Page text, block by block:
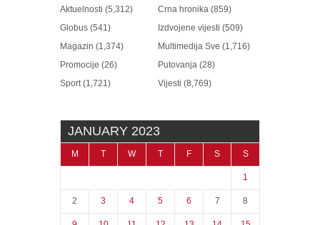
Aktuelnosti (5,312) Crna hronika (859)
Globus (541) Izdvojene vijesti (509)
Magazin (1,374) Multimedija Sve (1,716)
Promocije (26) Putovanja (28)
Sport(1,721) Vijesti (8,769)
JANUARY 2023
M T W T F S S
1
2 3 4 5 6 7 8